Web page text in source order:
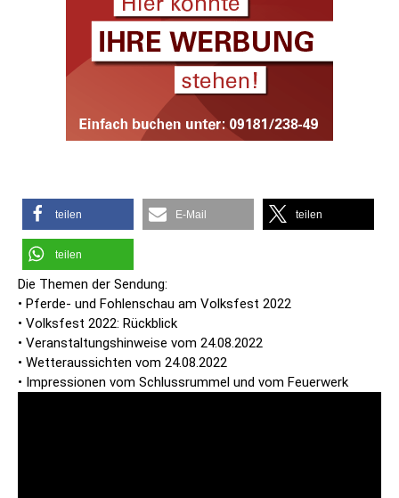
teilen E-Mail teilen
teilen
Die Themen der Sendung:
• Pferde- und Fohlenschau am Volksfest 2022
• Volksfest 2022: Rückblick
• Veranstaltungshinweise vom 24.08.2022
• Wetteraussichten vom 24.08.2022
• Impressionen vom Schlussrummel und vom Feuerwerk